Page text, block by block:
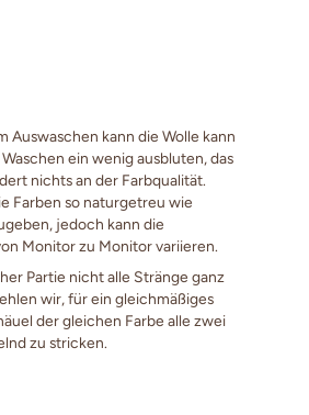
Auswaschen kann die Wolle kann
ein wenig ausbluten, das
nichts an der Farbqualität.
Farben so naturgetreu wie
jedoch kann die
Monitor zu Monitor variieren.
Partie nicht alle Stränge ganz
wir, für ein gleichmäßiges
der gleichen Farbe alle zwei
zu stricken.